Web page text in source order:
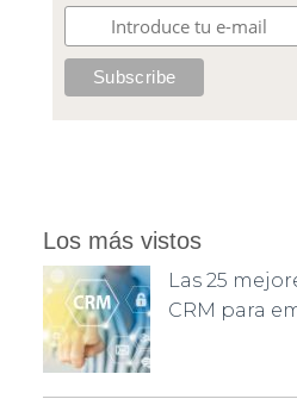
Los más vistos
Las 25
CRM para